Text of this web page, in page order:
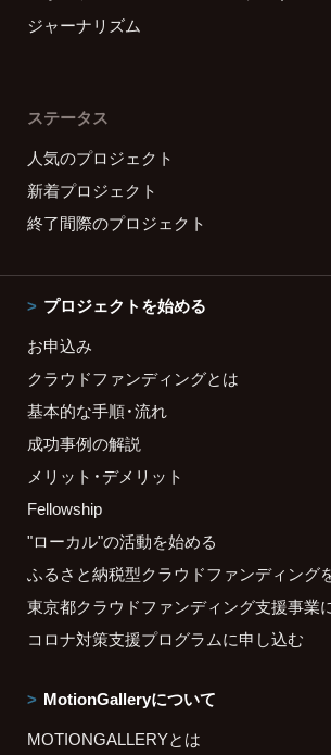
ジャーナリズム
ステータス
人気のプロジェクト
新着プロジェクト
終了間際のプロジェクト
プロジェクトを始める
お申込み
クラウドファンディングとは
基本的な手順・流れ
成功事例の解説
メリット・デメリット
Fellowship
"ローカル"の活動を始める
ふるさと納税型クラウドファンディング
東京都クラウドファンディング支援事業
コロナ対策支援プログラムに申し込む
MotionGalleryについて
MOTIONGALLERYとは